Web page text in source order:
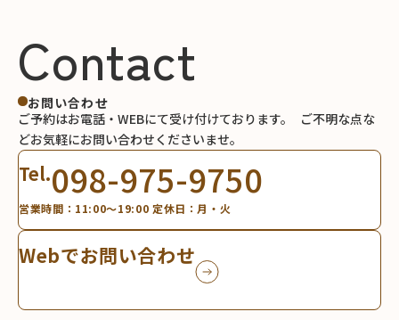
Contact
お問い合わせ
ご予約はお電話・WEBにて受け付けております。
ご不明な点な
どお気軽にお問い合わせくださいませ。
Tel.098-975-9750
営業時間：11:00～19:00 定休日：月・火
Webでお問い合わせ